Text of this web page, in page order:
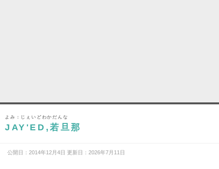
よみ：じぇいどわかだんな
JAY'ED,若旦那
公開日：2014年12月4日 更新日：2026年7月11日